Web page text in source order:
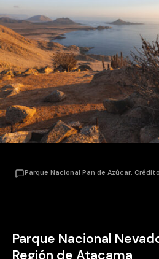
Parque Nacional Pan de Azúcar.
Parque Nacional
Región de Atacama